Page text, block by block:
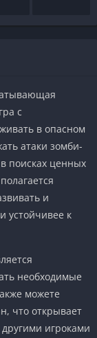
с
в опасном
атаки зомби-
поисках ценных
и
устойчивее к
необходимые
можете
что открывает
игроками